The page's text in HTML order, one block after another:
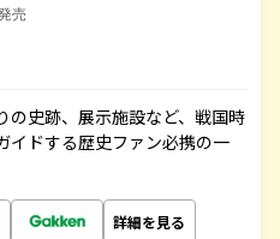
売
の史跡、展示施設など、戦国時
イドする歴史ファン必携の一
詳細を見る